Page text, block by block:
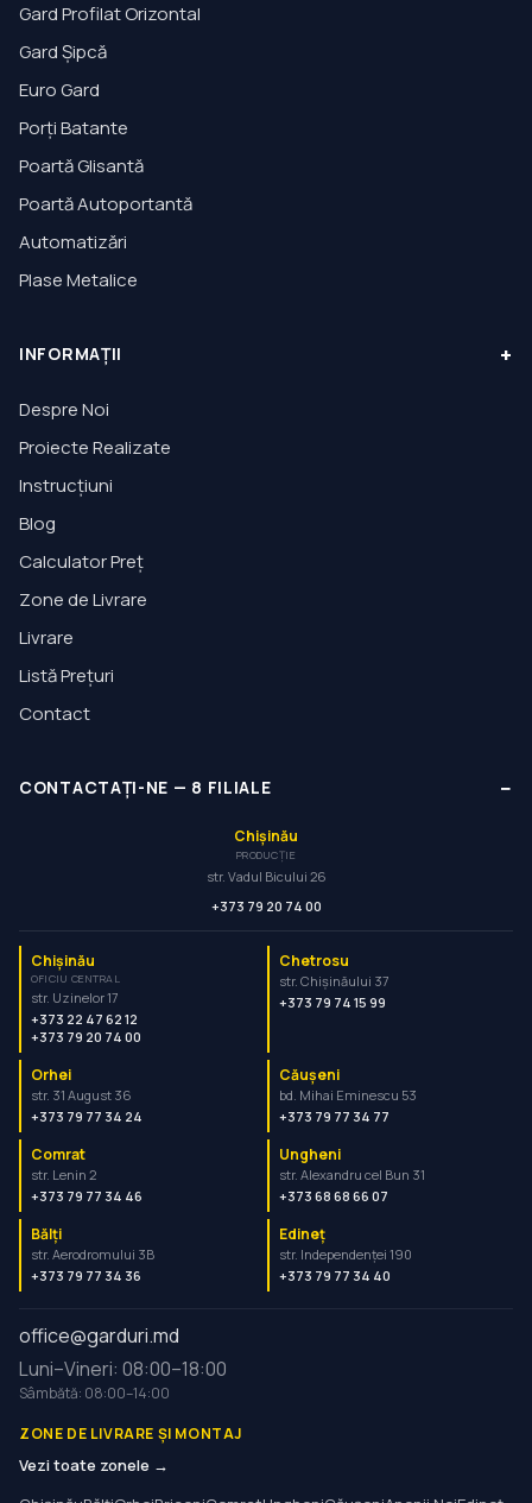
Gard Profilat Orizontal
Gard Șipcă
Euro Gard
Porți Batante
Poartă Glisantă
Poartă Autoportantă
Automatizări
Plase Metalice
INFORMAȚII +
Despre Noi
Proiecte Realizate
Instrucțiuni
Blog
Calculator Preț
Zone de Livrare
Livrare
Listă Prețuri
Contact
CONTACTAȚI-NE — 8 FILIALE −
Chișinău
PRODUCȚIE
str. Vadul Bicului 26
+373 79 20 74 00
Chișinău
OFICIU CENTRAL
str. Uzinelor 17
+373 22 47 62 12
+373 79 20 74 00
Chetrosu
str. Chișinăului 37
+373 79 74 15 99
Orhei
str. 31 August 36
+373 79 77 34 24
Căușeni
bd. Mihai Eminescu 53
+373 79 77 34 77
Comrat
str. Lenin 2
+373 79 77 34 46
Ungheni
str. Alexandru cel Bun 31
+373 68 68 66 07
Bălți
str. Aerodromului 3B
+373 79 77 34 36
Edineț
str. Independenței 190
+373 79 77 34 40
office@garduri.md
Luni–Vineri: 08:00–18:00
Sâmbătă: 08:00–14:00
ZONE DE LIVRARE ȘI MONTAJ
Vezi toate zonele →